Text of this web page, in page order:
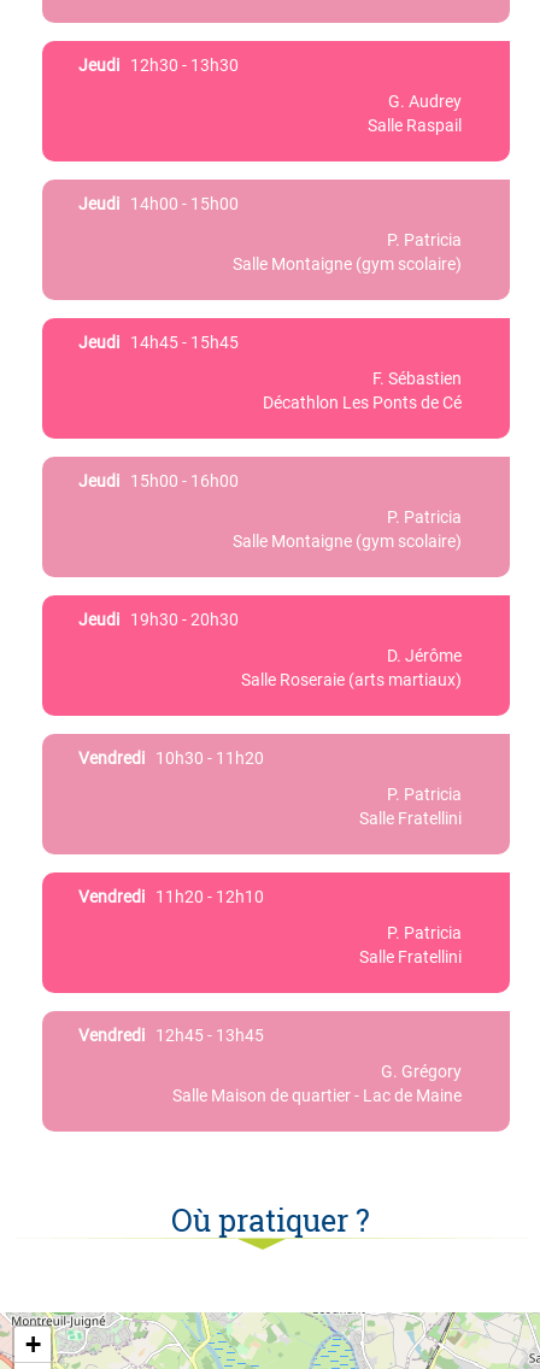
Jeudi 12h30 - 13h30
G. Audrey
Salle Raspail
Jeudi 14h00 - 15h00
P. Patricia
Salle Montaigne (gym scolaire)
Jeudi 14h45 - 15h45
F. Sébastien
Décathlon Les Ponts de Cé
Jeudi 15h00 - 16h00
P. Patricia
Salle Montaigne (gym scolaire)
Jeudi 19h30 - 20h30
D. Jérôme
Salle Roseraie (arts martiaux)
Vendredi 10h30 - 11h20
P. Patricia
Salle Fratellini
Vendredi 11h20 - 12h10
P. Patricia
Salle Fratellini
Vendredi 12h45 - 13h45
G. Grégory
Salle Maison de quartier - Lac de Maine
Où pratiquer ?
+